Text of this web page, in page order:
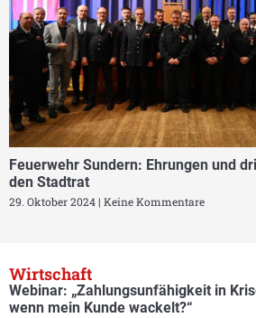
Feuerwehr Sundern: Ehrungen und
den Stadtrat
29. Oktober 2024 Keine Kommentare
Wirtschaft
Webinar: „Zahlungsunfähigkeit in
wenn mein Kunde wackelt?“